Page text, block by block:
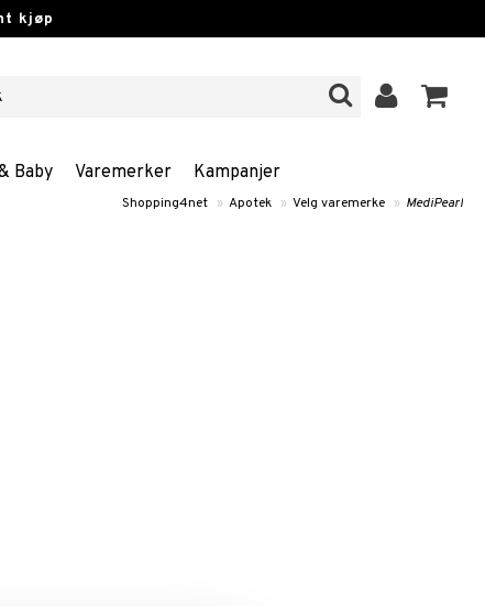
kjøp
Baby Varemerker Kampanjer
Shopping4net » Apotek » Velg varemerke » MediPearl